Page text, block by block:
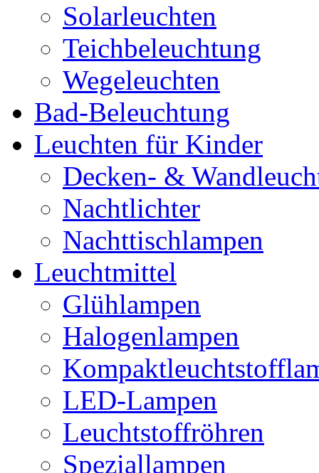
Solarleuchten
Teichbeleuchtung
Wegeleuchten
Bad-Beleuchtung
Leuchten für Kinder
Decken- &
Nachtlichter
Nachttischlampen
Leuchtmittel
Glühlampen
Halogenlampen
LED-Lampen
Leuchtstoffröhren
Speziallampen